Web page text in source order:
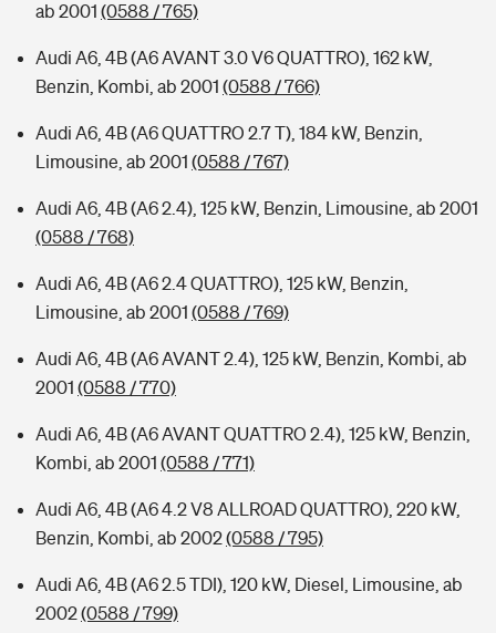
ab 2001 (0588 / 765)
Audi A6, 4B (A6 AVANT 3.0 V6 QUATTRO), 162 kW,
Benzin, Kombi, ab 2001 (0588 / 766)
Audi A6, 4B (A6 QUATTRO 2.7 T), 184 kW, Benzin,
Limousine, ab 2001 (0588 / 767)
Audi A6, 4B (A6 2.4), 125 kW, Benzin, Limousine, ab 2001
(0588 / 768)
Audi A6, 4B (A6 2.4 QUATTRO), 125 kW, Benzin,
Limousine, ab 2001 (0588 / 769)
Audi A6, 4B (A6 AVANT 2.4), 125 kW, Benzin, Kombi, ab
2001 (0588 / 770)
Audi A6, 4B (A6 AVANT QUATTRO 2.4), 125 kW, Benzin,
Kombi, ab 2001 (0588 / 771)
Audi A6, 4B (A6 4.2 V8 ALLROAD QUATTRO), 220 kW,
Benzin, Kombi, ab 2002(0588 / 795)
Audi A6, 4B (A6 2.5 TDI), 120 kW, Diesel, Limousine, ab
2002(0588 / 799)